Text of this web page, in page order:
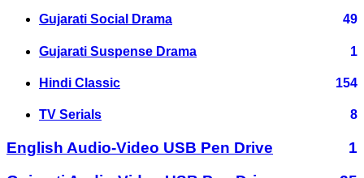
Gujarati Social Drama 49
Gujarati Suspense Drama 1
Hindi Classic 154
TV Serials 8
English Audio-Video USB Pen Drive
1